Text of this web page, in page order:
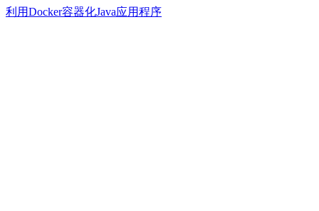
利用Docker容器化Java应用程序